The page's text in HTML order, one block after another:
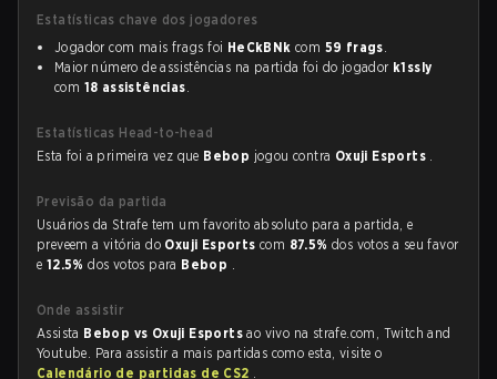
Estatísticas chave dos jogadores
Jogador com mais frags foi HeCkBNk com 59 frags.
Maior número de assistências na partida foi do jogador k1ssly
com 18 assistências.
Estatísticas Head-to-head
Esta foi a primeira vez que Bebop jogou contra Oxuji Esports .
Previsão da partida
Usuários da Strafe tem um favorito absoluto para a partida, e
preveem a vitória do Oxuji Esportscom 87.5%dos votos a seu favor
e 12.5%dos votos para Bebop .
Onde assistir
Assista Bebop vs Oxuji Esportsao vivo na strafe.com, Twitch and
Youtube. Para assistir a mais partidas como esta, visite o
Calendário de partidas de CS2 .